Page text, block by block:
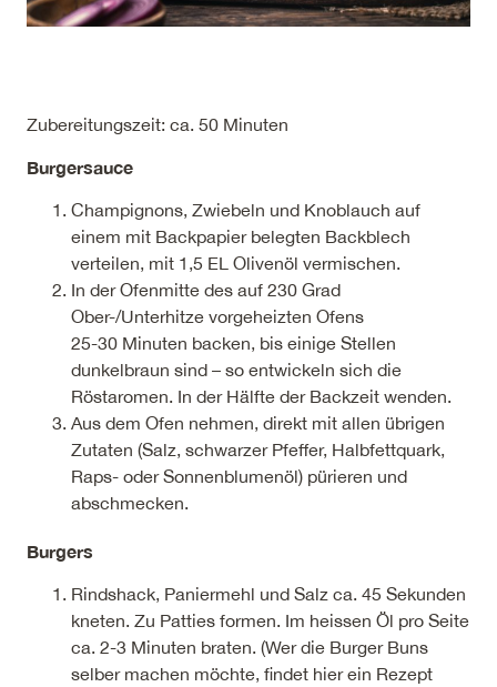
Zubereitungszeit: ca. 50 Minuten
Burgersauce
Champignons, Zwiebeln und Knoblauch auf
einem mit Backpapier belegten Backblech
verteilen, mit 1,5 EL Olivenöl vermischen.
In der Ofenmitte des auf 230 Grad
Ober-/Unterhitze vorgeheizten Ofens
25-30 Minuten backen, bis einige Stellen
dunkelbraun sind – so entwickeln sich die
Röstaromen. In der Hälfte der Backzeit wenden.
Aus dem Ofen nehmen, direkt mit allen übrigen
Zutaten (Salz, schwarzer Pfeffer, Halbfettquark,
Raps- oder Sonnenblumenöl) pürieren und
abschmecken.
Burgers
Rindshack, Paniermehl und Salz ca. 45 Sekunden
kneten. Zu Patties formen. Im heissen Öl pro Seite
ca. 2-3 Minuten braten. (Wer die Burger Buns
selber machen möchte, findet hierein Rezept